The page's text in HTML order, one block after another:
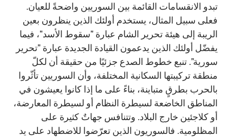
تبدو الانقسامات القائمة بين السوريين واضحةً للعيان.
فعلى سبيل المثال، يستخدم أولئك الذين ينظرون بعين
الريبة إلى هيئة تحرير الشام عبارة "سقوط الأسد"، فيما
يفضّل أولئك الذين يدعمون القيادة الجديدة عبارة "تحرير
سورية". تنبع خطوط الصدع جزئيًا من حقيقة أن لكلّ
منطقة تركيبتها السكانية المختلفة، وأن السوريين تأثّروا
بالحرب بطرقٍ متباينة، بناءً على ما إذا كانوا يعيشون في
المناطق الخاضعة لسيطرة النظام أو لسيطرة المعارضة،
أو كلاجئين خارج البلاد. وتتنافس جهاتٌ كثيرة على
المظلومية. فالسوريون الذين تعرّضوا للاضطهاد على يد